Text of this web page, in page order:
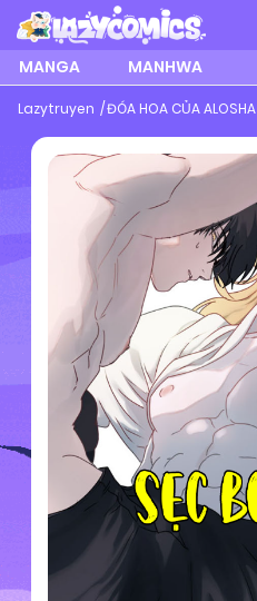
MANGA MANHWA
Lazytruyen ĐÓA HOA CỦA ALOSHA